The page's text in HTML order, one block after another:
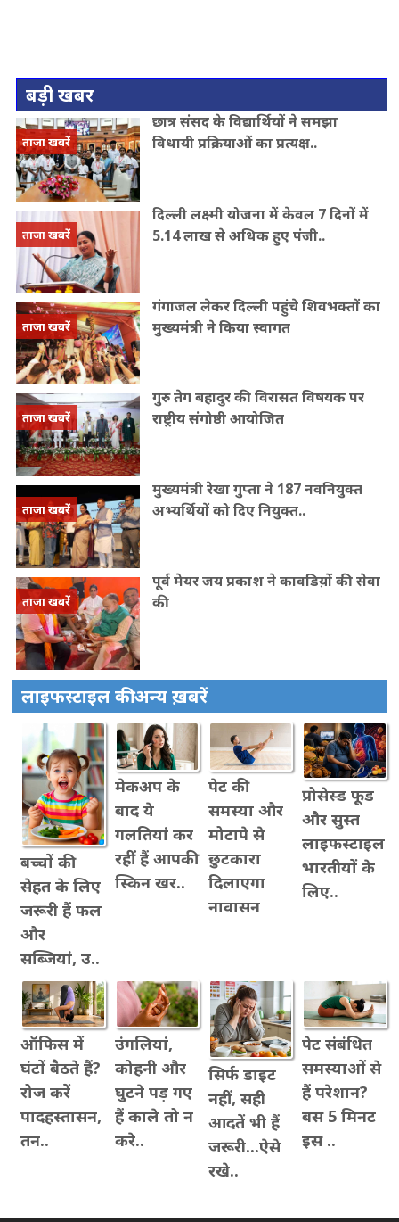
बड़ी खबर
ताजा खबरें
छात्र संसद के विद्यार्थियों ने समझा
विधायी प्रक्रियाओं का प्रत्यक्ष..
ताजा खबरें
दिल्ली लक्ष्मी योजना में केवल 7 दिनों में
5.14 लाख से अधिक हुए पंजी..
ताजा खबरें
गंगाजल लेकर दिल्ली पहुंचे शिवभक्तों का
मुख्यमंत्री ने किया स्वागत
ताजा खबरें
गुरु तेग बहादुर की विरासत विषयक पर
राष्ट्रीय संगोष्ठी आयोजित
ताजा खबरें
मुख्यमंत्री रेखा गुप्ता ने 187 नवनियुक्त
अभ्यर्थियों को दिए नियुक्त..
ताजा खबरें
पूर्व मेयर जय प्रकाश ने कावडिय़ों की सेवा
की
लाइफस्टाइल की अन्य ख़बरें
बच्चों की
सेहत के लिए
जरूरी हैं फल
और
सब्जियां, उ..
मेकअप के
बाद ये
गलतियां कर
रहीं हैं आपकी
स्किन खर..
पेट की
समस्या और
मोटापे से
छुटकारा
दिलाएगा
नावासन
प्रोसेस्ड फूड
और सुस्त
लाइफस्टाइल
भारतीयों के
लिए..
ऑफिस में
घंटों बैठते हैं?
रोज करें
पादहस्तासन,
तन..
उंगलियां,
कोहनी और
घुटने पड़ गए
हैं काले तो न
करे..
सिर्फ डाइट
नहीं, सही
आदतें भी हैं
जरूरी...ऐसे
रखे..
पेट संबंधित
समस्याओं से
हैं परेशान?
बस 5 मिनट
इस ..